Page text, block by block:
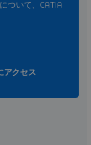
ついて、CATIA
アクセス